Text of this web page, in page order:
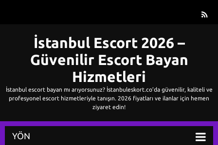
İstanbul Escort 2026 –
Güvenilir Escort Bayan
Hizmetleri
İstanbul escort bayan mı arıyorsunuz? İstanbuleskort.co’da güvenilir, kaliteli ve
profesyonel escort hizmetleriyle tanışın. 2026 fiyatları ve ilanlar için hemen
ziyaret edin!
YÖN